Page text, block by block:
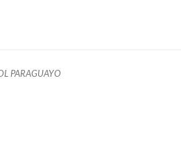
PARAGUAYO